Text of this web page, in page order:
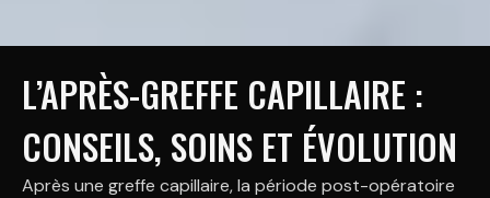
L’APRÈS-GREFFE CAPILLAIRE :
CONSEILS, SOINS ET ÉVOLUTION
Après une greffe capillaire, la période post-opératoire